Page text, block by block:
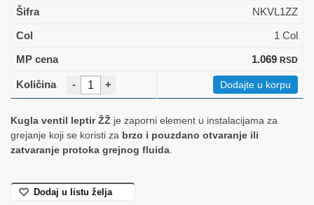
Kugla ventil leptir ŽŽ je zaporni element u instalacijama za
grejanje koji se koristi za brzo i pouzdano otvaranje ili
zatvaranje protoka grejnog fluida
NKVL1ZZ
1 Col
1.069 RSD
- + Dodajte u korpu
Dodaj u listu želja